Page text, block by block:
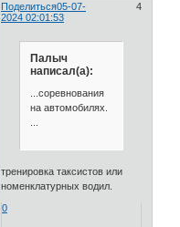
Поделиться 4
05-07-
2024 02:01:53
Палыч
написал(а):
...соревнования
на автомобилях.
тренировка таксистов или
номенклатурных водил.
0